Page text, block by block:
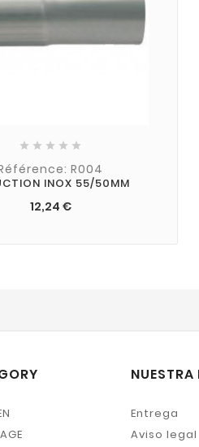
    
R004
INOX 55/50MM
12,24 €
NUESTRA
Entrega
Aviso legal